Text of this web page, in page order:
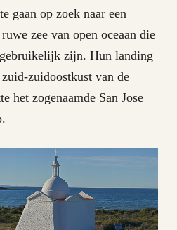
gaan op zoek naar een
zee van open oceaan die
zijn. Hun landing
zuidoostkust van de
het zogenaamde San Jose